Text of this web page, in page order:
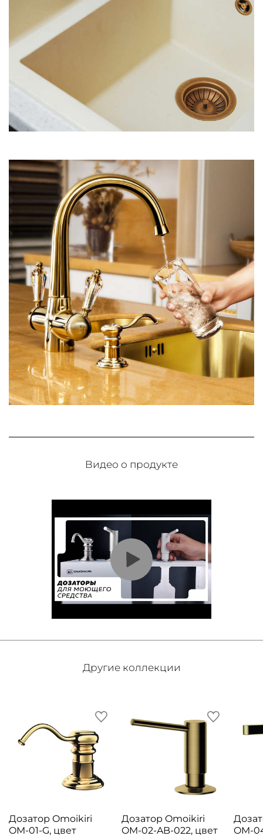
Видео о продукте
Другие коллекции
Дозатор Omoikiri
OM-01-G, цвет
Дозатор Omoikiri
OM-02-AB-022, цвет
OM-